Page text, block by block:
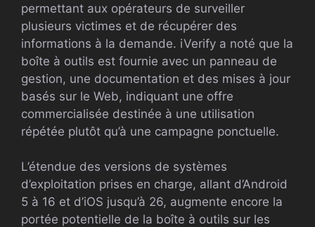
permettant aux opérateurs de surveiller
plusieurs victimes et de récupérer des
informations à la demande. iVerify a noté que la
boîte à outils est fournie avec un panneau de
gestion, une documentation et des mises à jour
basés sur le Web, indiquant une offre
commercialisée destinée à une utilisation
répétée plutôt qu’à une campagne ponctuelle.
L’étendue des versions de systèmes
d’exploitation prises en charge, allant d’Android
5 à 16 et d’iOS jusqu’à 26, augmente encore la
portée potentielle de la boîte à outils sur les